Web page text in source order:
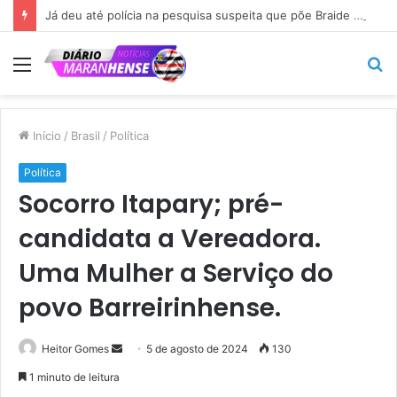
Já deu até polícia na pesquisa suspeita que põe Braide nas alturas…
Menu
Início / Brasil / Política
Política
Socorro Itapary; pré-
candidata a Vereadora.
Uma Mulher a Serviço do
povo Barreirinhense.
Heitor Gomes
Mande5 de agosto de 2024 130
1 minuto de leitura